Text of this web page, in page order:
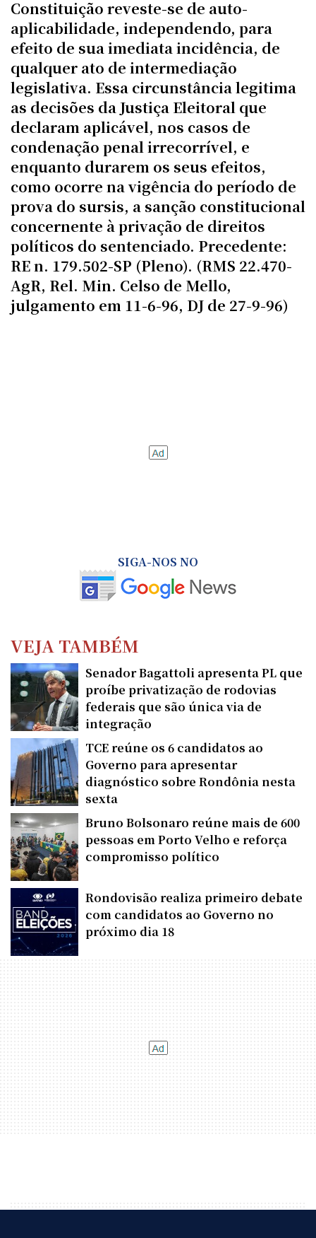
Constituição reveste-se de auto-
aplicabilidade, independendo, para
efeito de sua imediata incidência, de
qualquer ato de intermediação
legislativa. Essa circunstância legitima
as decisões da Justiça Eleitoral que
declaram aplicável, nos casos de
condenação penal irrecorrível, e
enquanto durarem os seus efeitos,
como ocorre na vigência do período de
prova do sursis, a sanção constitucional
concernente à privação de direitos
políticos do sentenciado. Precedente:
RE n. 179.502-SP (Pleno). (RMS 22.470-
AgR, Rel. Min. Celso de Mello,
julgamento em 11-6-96, DJ de 27-9-96)
SIGA-NOS NO
VEJA TAMBÉM
Senador Bagattoli apresenta PL que
proíbe privatização de rodovias
federais que são única via de
integração
TCE reúne os 6 candidatos ao
Governo para apresentar
diagnóstico sobre Rondônia nesta
sexta
Bruno Bolsonaro reúne mais de 600
pessoas em Porto Velho e reforça
compromisso político
Rondovisão realiza primeiro debate
com candidatos ao Governo no
próximo dia 18